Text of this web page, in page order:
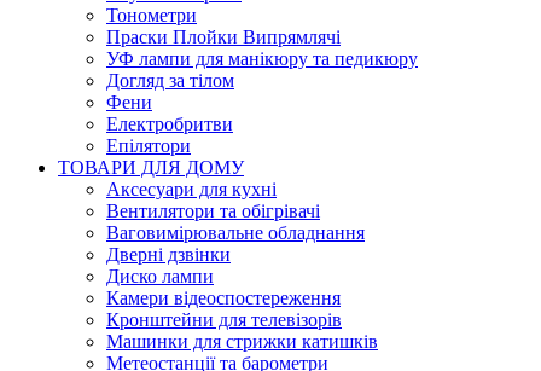
Тонометри
Праски Плойки Випрямлячі
УФ лампи для манікюру та педикюру
Догляд за тілом
Фени
Електробритви
Епілятори
ТОВАРИ ДЛЯ ДОМУ
Аксесуари для кухні
Вентилятори та обігрівачі
Ваговимірювальне обладнання
Дверні дзвінки
Диско лампи
Камери відеоспостереження
Кронштейни для телевізорів
Машинки для стрижки катишків
Метеостанції та барометри